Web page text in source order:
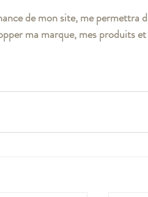
de mon site, me permettra
ma marque, mes produits